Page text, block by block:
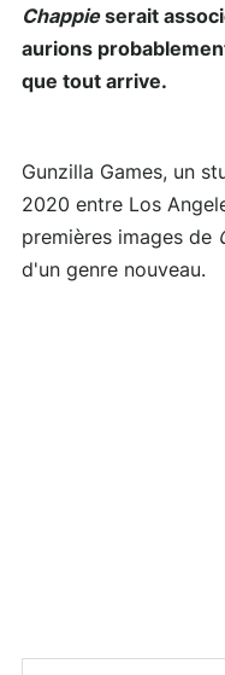
Chappieserait
aurions
que tout arrive.
Gunzilla Games, un
2020 entre Los
premières images de
d'un genre nouveau.